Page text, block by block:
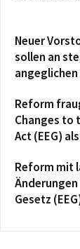
Neuer
sollen an
Reform
Changes to
Act (EEG)
Reform mit
Gesetz